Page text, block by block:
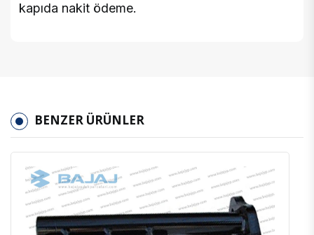
kapıda nakit ödeme.
BENZER ÜRÜNLER